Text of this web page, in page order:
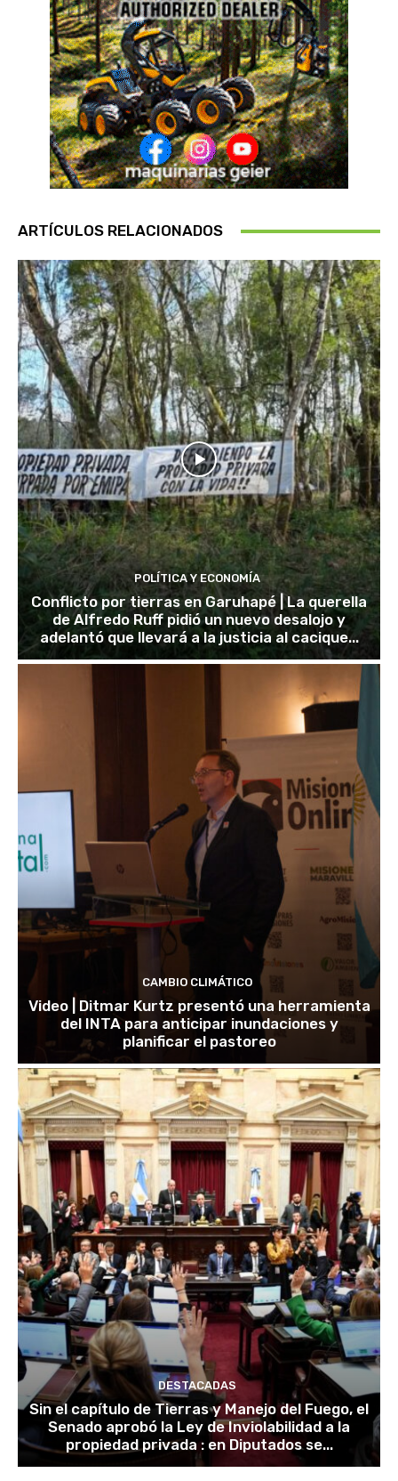
ARTÍCULOS RELACIONADOS
POLÍTICA Y ECONOMÍA
Conflicto por tierras en Garuhapé | La querella
de Alfredo Ruff pidió un nuevo desalojo y
adelantó que llevará a la justicia al cacique...
CAMBIO CLIMÁTICO
Video | Ditmar Kurtz presentó una herramienta
del INTA para anticipar inundaciones y
planificar el pastoreo
DESTACADAS
Sin el capítulo de Tierras y Manejo del Fuego, el
Senado aprobó la Ley de Inviolabilidad a la
propiedad privada : en Diputados se...